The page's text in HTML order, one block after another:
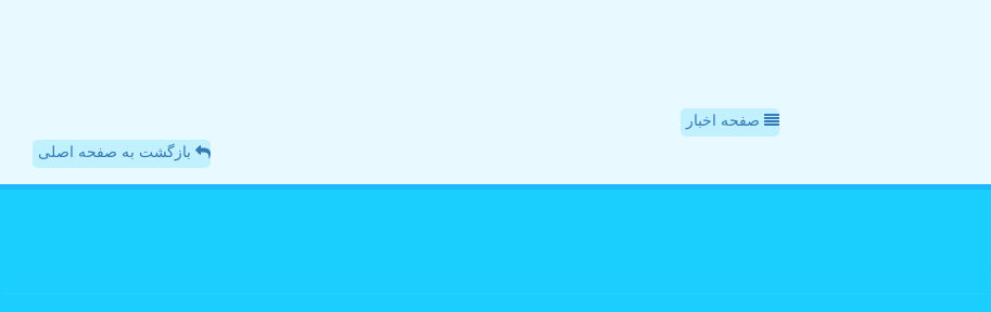
صفحه اخبار
بازگشت به صفحه اصلی